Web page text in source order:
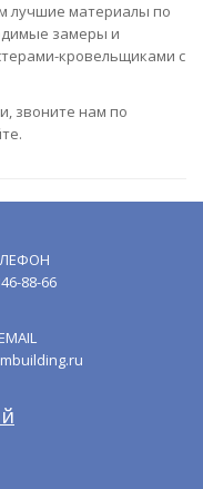
лучшие материалы по
замеры и
кровельщиками с
звоните нам по
88-66